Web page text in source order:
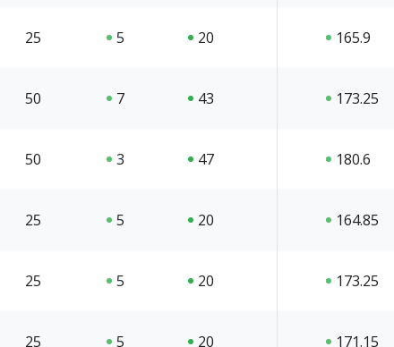
25 5 20 165.9
50 7 43 173.25
50 3 47 180.6
25 5 20 164.85
25 5 20 173.25
25 5 20 171.15